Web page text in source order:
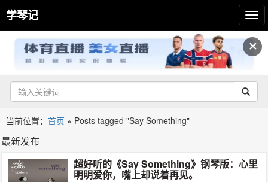
✕
学琴记
当前位置： 首页 » Posts tagged "Say Something"
最新发布
超好听的《Say Something》钢琴版：心里
明明爱你，嘴上却说着再见。